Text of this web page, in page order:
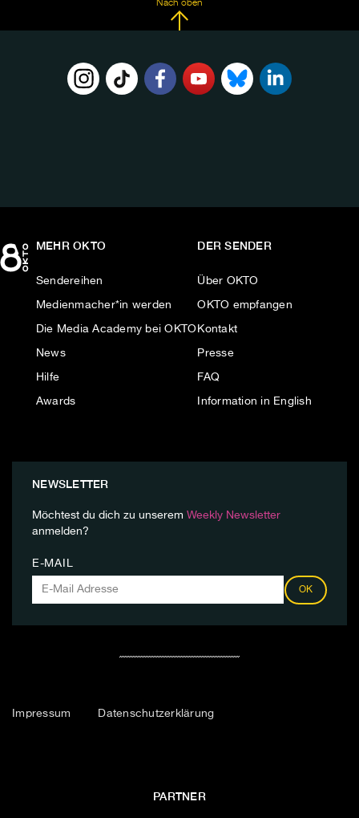
Nach oben
MEHR OKTO
Sendereihen
Medienmacher*in werden
Die Media Academy bei OKTO
News
Hilfe
Awards
DER SENDER
Über OKTO
OKTO empfangen
Kontakt
Presse
FAQ
Information in English
NEWSLETTER
Möchtest du dich zu unserem Weekly Newsletter
anmelden?
E-MAIL
OK
Impressum Datenschutzerklärung
PARTNER